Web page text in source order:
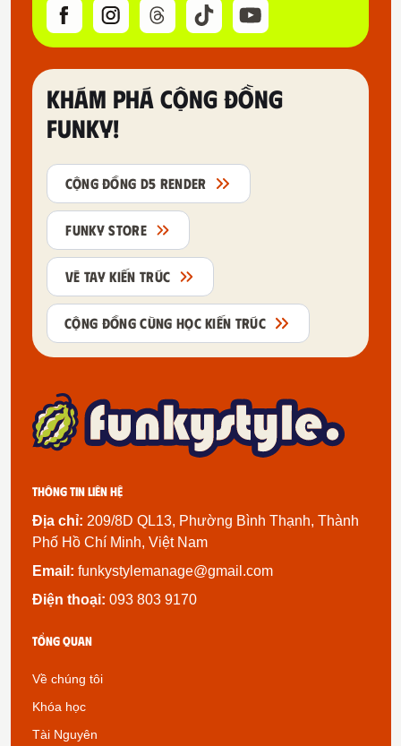
KHÁM PHÁ CỘNG ĐỒNG
FUNKY!
CỘNG ĐỒNG D5 RENDER
FUNKY STORE
VẼ TAY KIẾN TRÚC
CỘNG ĐỒNG CÙNG HỌC KIẾN TRÚC
Thông tin liên hệ
Địa chỉ: 209/8D QL13, Phường Bình Thạnh, Thành
Phố Hồ Chí Minh, Việt Nam
Email: funkystylemanage@gmail.com
Điện thoại: 093 803 9170
Tổng quan
Về chúng tôi
Khóa học
Tài Nguyên